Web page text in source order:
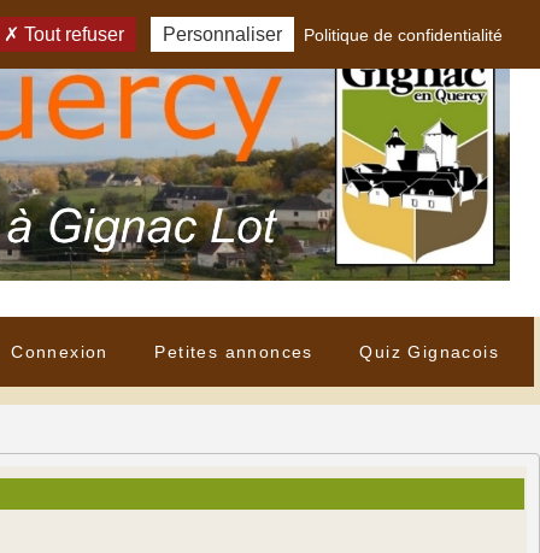
Connexion Petites annonces Quiz Gignacois
Tout refuser Personnaliser Politique de confidentialité